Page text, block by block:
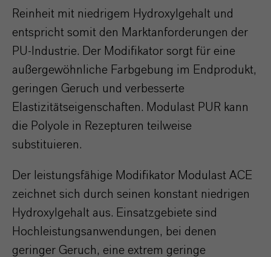
Reinheit mit niedrigem Hydroxylgehalt und
entspricht somit den Marktanforderungen der
PU-Industrie. Der Modifikator sorgt für eine
außergewöhnliche Farbgebung im Endprodukt,
geringen Geruch und verbesserte
Elastizitätseigenschaften. Modulast PUR kann
die Polyole in Rezepturen teilweise
substituieren.
Der leistungsfähige Modifikator Modulast ACE
zeichnet sich durch seinen konstant niedrigen
Hydroxylgehalt aus. Einsatzgebiete sind
Hochleistungsanwendungen, bei denen
geringer Geruch, eine extrem geringe